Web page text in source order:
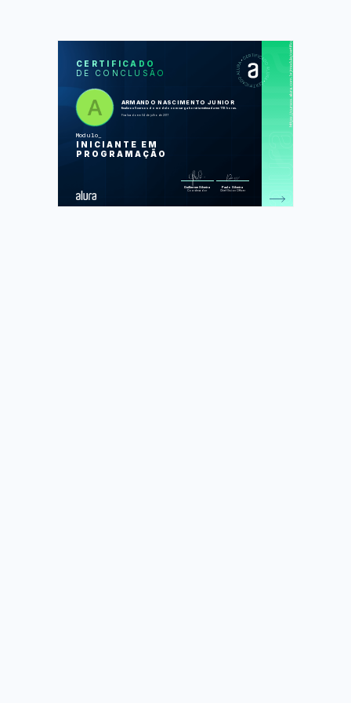
CERTIFICADO
DE CONCLUSÃO
ARMANDO NASCIMENTO JUNIOR
finalizou 5 cursos do módulo com carga horária estimada em 118 horas.
Finalizado em 04 de julho de 2017
Modulo
INICIANTE EM
PROGRAMAÇÃO
Guilherme Silveira
Coordenador
Paulo Silveira
Chief Vision Officer
CUR
SOS
JavaScript e HTML: desenvolva um
jogo e pratique lógica de programação
com desenhos, animações e um jogo
HTML5 e CSS3 I: Suas primeiras